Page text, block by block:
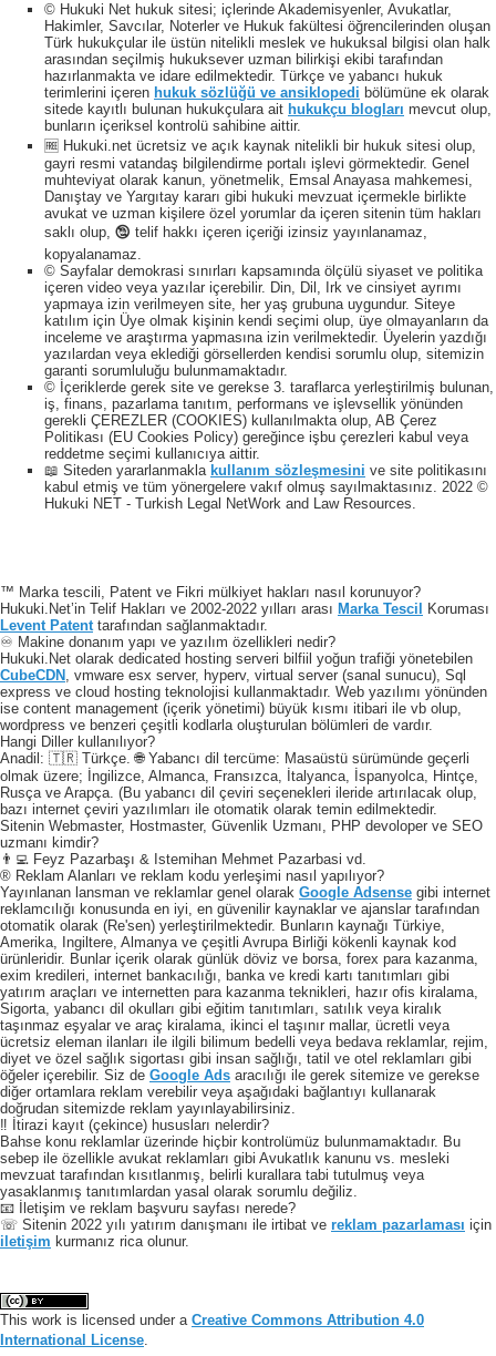
© Hukuki Net hukuk sitesi; içlerinde Akademisyenler, Avukatlar,
Hakimler, Savcılar, Noterler ve Hukuk fakültesi öğrencilerinden oluşan
Türk hukukçular ile üstün nitelikli meslek ve hukuksal bilgisi olan halk
arasından seçilmiş hukuksever uzman bilirkişi ekibi tarafından
hazırlanmakta ve idare edilmektedir. Türkçe ve yabancı hukuk
terimlerini içeren hukuk sözlüğü ve ansiklopedi bölümüne ek olarak
sitede kayıtlı bulunan hukukçulara ait hukukçu blogları mevcut olup,
bunların içeriksel kontrolü sahibine aittir.
🆓 Hukuki.net ücretsiz ve açık kaynak nitelikli bir hukuk sitesi olup,
gayri resmi vatandaş bilgilendirme portalı işlevi görmektedir. Genel
muhteviyat olarak kanun, yönetmelik, Emsal Anayasa mahkemesi,
Danıştay ve Yargıtay kararı gibi hukuki mevzuat içermekle birlikte
avukat ve uzman kişilere özel yorumlar da içeren sitenin tüm hakları
saklı olup, 🕲 telif hakkı içeren içeriği izinsiz yayınlanamaz,
kopyalanamaz.
© Sayfalar demokrasi sınırları kapsamında ölçülü siyaset ve politika
içeren video veya yazılar içerebilir. Din, Dil, Irk ve cinsiyet ayrımı
yapmaya izin verilmeyen site, her yaş grubuna uygundur. Siteye
katılım için Üye olmak kişinin kendi seçimi olup, üye olmayanların da
inceleme ve araştırma yapmasına izin verilmektedir. Üyelerin yazdığı
yazılardan veya eklediği görsellerden kendisi sorumlu olup, sitemizin
garanti sorumluluğu bulunmamaktadır.
© İçeriklerde gerek site ve gerekse 3. taraflarca yerleştirilmiş bulunan,
iş, finans, pazarlama tanıtım, performans ve işlevsellik yönünden
gerekli ÇEREZLER (COOKIES) kullanılmakta olup, AB Çerez
Politikası (EU Cookies Policy) gereğince işbu çerezleri kabul veya
reddetme seçimi kullanıcıya aittir.
📖 Siteden yararlanmakla kullanım sözleşmesini ve site politikasını
kabul etmiş ve tüm yönergelere vakıf olmuş sayılmaktasınız. 2022 ©
Hukuki NET - Turkish Legal NetWork and Law Resources.
™ Marka tescili, Patent ve Fikri mülkiyet hakları nasıl korunuyor?
Hukuki.Net’in Telif Hakları ve 2002-2022 yılları arası Marka Tescil
Koruması
Levent Patenttarafından sağlanmaktadır.
♾️ Makine donanım yapı ve yazılım özellikleri nedir?
Hukuki.Net olarak dedicated hosting serveri bilfiil yoğun trafiği yönetebilen
CubeCDN , vmware esx server, hyperv, virtual server (sanal sunucu), Sql
express ve cloud hosting teknolojisi kullanmaktadır. Web yazılımı yönünden
ise content management (içerik yönetimi) büyük kısmı itibari ile vb olup,
wordpress ve benzeri çeşitli kodlarla oluşturulan bölümleri de vardır.
Hangi Diller kullanılıyor?
Anadil: 🇹🇷 Türkçe. 🌐 Yabancı dil tercüme: Masaüstü sürümünde geçerli
olmak üzere; İngilizce, Almanca, Fransızca, İtalyanca, İspanyolca, Hintçe,
Rusça ve Arapça. (Bu yabancı dil çeviri seçenekleri ileride artırılacak olup,
bazı internet çeviri yazılımları ile otomatik olarak temin edilmektedir.
Sitenin Webmaster, Hostmaster, Güvenlik Uzmanı, PHP devoloper ve SEO
uzmanı kimdir?
👨‍💻 Feyz Pazarbaşı & Istemihan Mehmet Pazarbasi vd.
® Reklam Alanları ve reklam kodu yerleşimi nasıl yapılıyor?
Yayınlanan lansman ve reklamlar genel olarak Google Adsense gibi internet
reklamcılığı konusunda en iyi, en güvenilir kaynaklar ve ajanslar tarafından
otomatik olarak (Re'sen) yerleştirilmektedir. Bunların kaynağı Türkiye,
Amerika, Ingiltere, Almanya ve çeşitli Avrupa Birliği kökenli kaynak kod
ürünleridir. Bunlar içerik olarak günlük döviz ve borsa, forex para kazanma,
exim kredileri, internet bankacılığı, banka ve kredi kartı tanıtımları gibi
yatırım araçları ve internetten para kazanma teknikleri, hazır ofis kiralama,
Sigorta, yabancı dil okulları gibi eğitim tanıtımları, satılık veya kiralık
taşınmaz eşyalar ve araç kiralama, ikinci el taşınır mallar, ücretli veya
ücretsiz eleman ilanları ile ilgili bilimum bedelli veya bedava reklamlar, rejim,
diyet ve özel sağlık sigortası gibi insan sağlığı, tatil ve otel reklamları gibi
öğeler içerebilir. Siz de Google Ads aracılığı ile gerek sitemize ve gerekse
diğer ortamlara reklam verebilir veya aşağıdaki bağlantıyı kullanarak
doğrudan sitemizde reklam yayınlayabilirsiniz.
‼️ İtirazi kayıt (çekince) hususları nelerdir?
Bahse konu reklamlar üzerinde hiçbir kontrolümüz bulunmamaktadır. Bu
sebep ile özellikle avukat reklamları gibi Avukatlık kanunu vs. mesleki
mevzuat tarafından kısıtlanmış, belirli kurallara tabi tutulmuş veya
yasaklanmış tanıtımlardan yasal olarak sorumlu değiliz.
📧 İletişim ve reklam başvuru sayfası nerede?
☏ Sitenin 2022 yılı yatırım danışmanı ile irtibat ve reklam pazarlaması için
iletişim kurmanız rica olunur.
This work is licensed under a Creative Commons Attribution 4.0
International License.